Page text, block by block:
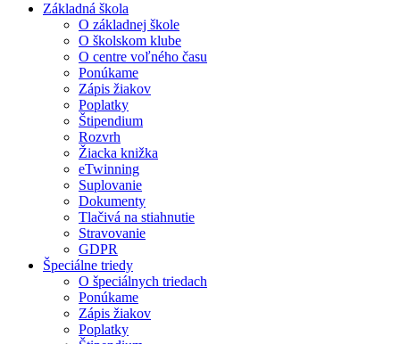
Základná škola
O základnej škole
O školskom klube
O centre voľného času
Ponúkame
Zápis žiakov
Poplatky
Štipendium
Rozvrh
Žiacka knižka
eTwinning
Suplovanie
Dokumenty
Tlačivá na stiahnutie
Stravovanie
GDPR
Špeciálne triedy
O špeciálnych triedach
Ponúkame
Zápis žiakov
Poplatky